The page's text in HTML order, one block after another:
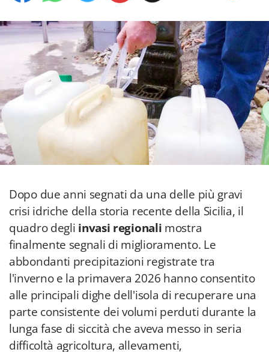
Dopo due anni segnati da una delle più gravi
crisi idriche della storia recente della Sicilia, il
quadro degli invasi regionali mostra
finalmente segnali di miglioramento. Le
abbondanti precipitazioni registrate tra
l'inverno e la primavera 2026 hanno consentito
alle principali dighe dell'isola di recuperare una
parte consistente dei volumi perduti durante la
lunga fase di siccità che aveva messo in seria
difficoltà agricoltura, allevamenti,